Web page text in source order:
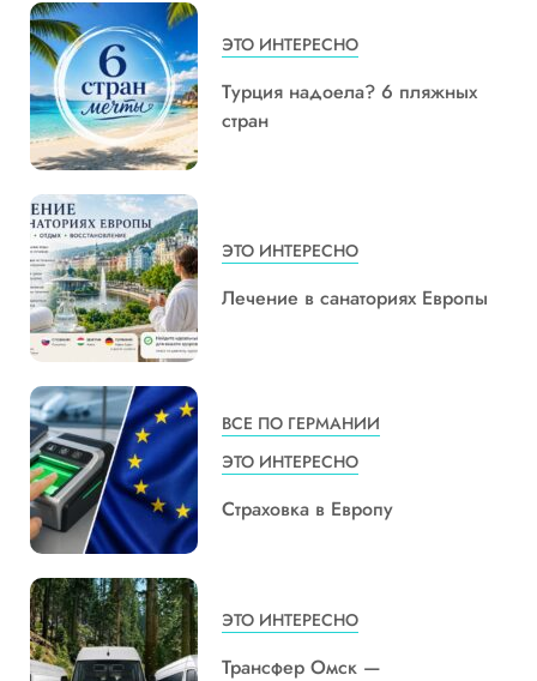
ЭТО ИНТЕРЕСНО
Турция надоела? 6 пляжных
стран
ЭТО ИНТЕРЕСНО
Лечение в санаториях Европы
ВСЕ ПО ГЕРМАНИИ
ЭТО ИНТЕРЕСНО
Страховка в Европу
ЭТО ИНТЕРЕСНО
Трансфер Омск —